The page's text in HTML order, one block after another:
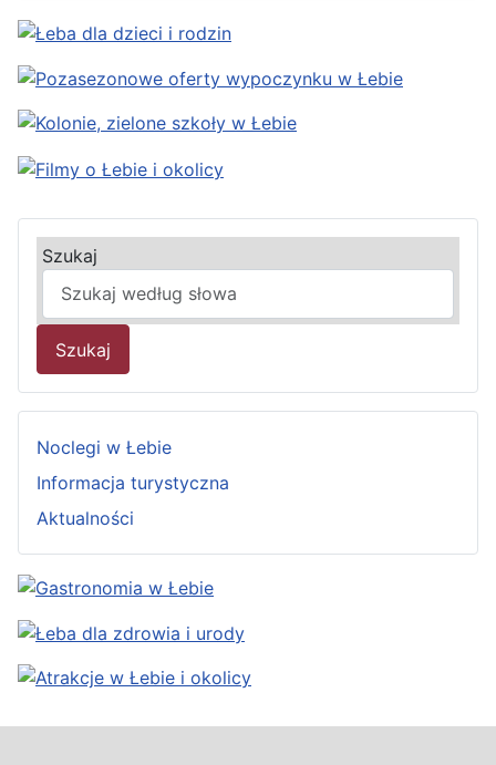
Szukaj
Szukaj
Noclegi w Łebie
Informacja turystyczna
Aktualności